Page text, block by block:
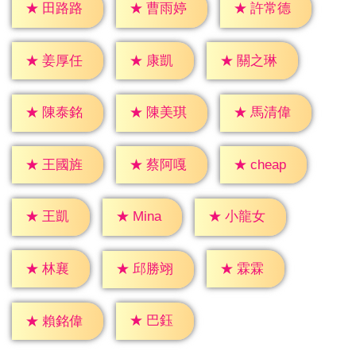
★ 田路路 ★ 曹雨婷 ★ 許常德
★ 姜厚任 ★ 康凱 ★ 關之琳
★ 陳泰銘 ★ 陳美琪 ★ 馬清偉
★ 王國旌 ★ 蔡阿嘎 ★ cheap
★ 王凱 ★ Mina ★ 小龍女
★ 林襄 ★ 邱勝翊 ★ 霖霖
★ 賴銘偉 ★ 巴鈺